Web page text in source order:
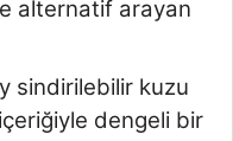
alternatif arayan
sindirilebilir kuzu
dengeli bir